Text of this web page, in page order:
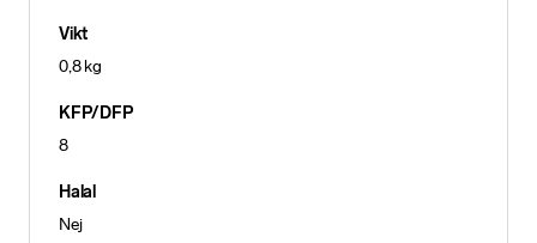
Vikt
0,8 kg
KFP/DFP
8
Halal
Nej